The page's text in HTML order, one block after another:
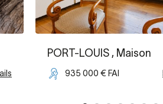
PORT-LOUIS , Maison
935 000 € FAI